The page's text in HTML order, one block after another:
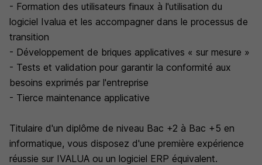
- Formation des utilisateurs finaux à l'utilisation du
logiciel Ivalua et les accompagner dans le processus de
transition
- Développement de briques applicatives « sur mesure »
- Tests et validation pour garantir la conformité aux
besoins exprimés par l'entreprise
- Tierce maintenance applicative
Titulaire d'un diplôme de niveau Bac +2 à Bac +5 en
informatique, vous disposez d'une première expérience
réussie sur IVALUA ou un logiciel ERP équivalent.